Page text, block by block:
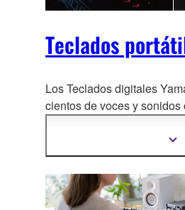
Teclados
Los Teclados digitales
cientos de voces y
como son portátiles,
cualquier lugar.